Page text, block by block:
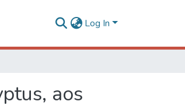
Log In
aos